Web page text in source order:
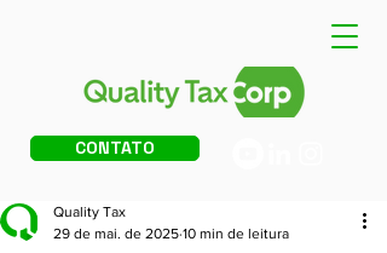
CONTATO
Quality Tax
29 de mai. de 2025 10 min de leitura